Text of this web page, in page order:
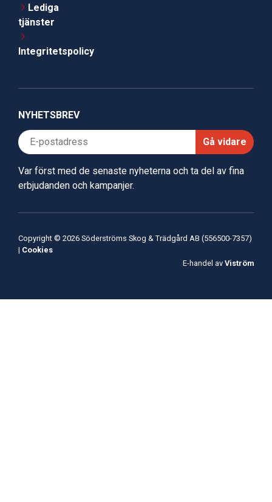
Lediga
tjänster
Integritetspolicy
NYHETSBREV
Gå vidare
Var först med de senaste nyheterna och ta del av fina
erbjudanden och kampanjer.
Copyright © 2026 Söderströms Skog & Trädgård AB (556500-7357)
| Cookies
E-handel av Viström